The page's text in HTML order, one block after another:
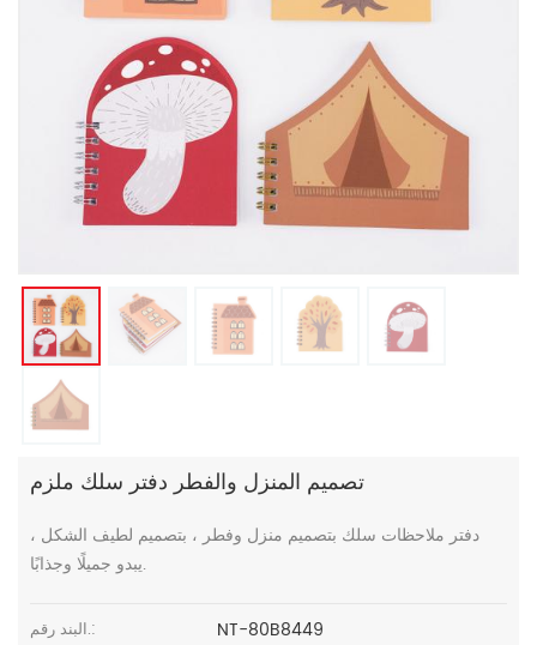
تصميم المنزل والفطر دفتر سلك ملزم
دفتر ملاحظات سلك بتصميم منزل وفطر ، بتصميم لطيف الشكل ،
يبدو جميلًا وجذابًا.
البند رقم.: NT-80B8449